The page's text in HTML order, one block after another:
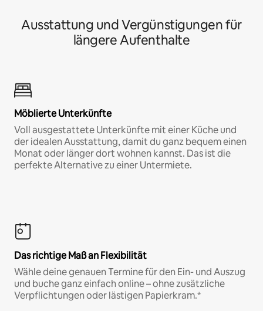
Ausstattung und Vergünstigungen für
längere Aufenthalte
Möblierte Unterkünfte
Voll ausgestattete Unterkünfte mit einer Küche und
der idealen Ausstattung, damit du ganz bequem einen
Monat oder länger dort wohnen kannst. Das ist die
perfekte Alternative zu einer Untermiete.
Das richtige Maß an Flexibilität
Wähle deine genauen Termine für den Ein- und Auszug
und buche ganz einfach online – ohne zusätzliche
Verpflichtungen oder lästigen Papierkram.*